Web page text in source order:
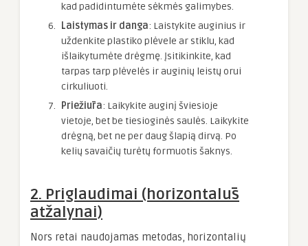
kad padidintumėte sėkmės galimybes.
Laistymas ir danga: Laistykite auginius ir
uždenkite plastiko plėvele ar stiklu, kad
išlaikytumėte drėgmę. Įsitikinkite, kad
tarpas tarp plėvelės ir auginių leistų orui
cirkuliuoti.
Priežiūra: Laikykite auginį šviesioje
vietoje, bet be tiesioginės saulės. Laikykite
drėgną, bet ne per daug šlapią dirvą. Po
kelių savaičių turėtų formuotis šaknys.
2. Priglaudimai (horizontalūs
atžalynai)
Nors retai naudojamas metodas, horizontalių